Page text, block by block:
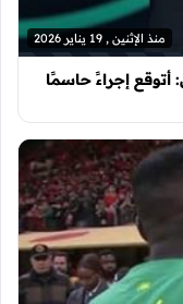
منذ الإثنين , 19 يناير 2026
أتوقع إجراءً حاسمًا